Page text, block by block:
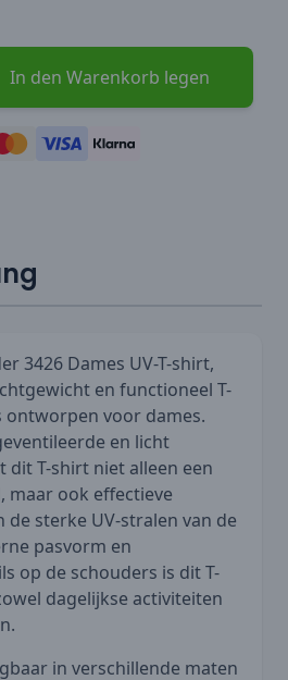
In den Warenkorb legen
3426 Dames UV-T-shirt,
en functioneel T-
ontworpen voor dames.
en licht
dit T-shirt niet alleen een
maar ook effectieve
sterke UV-stralen van de
pasvorm en
op de schouders is dit T-
dagelijkse activiteiten
in verschillende maten